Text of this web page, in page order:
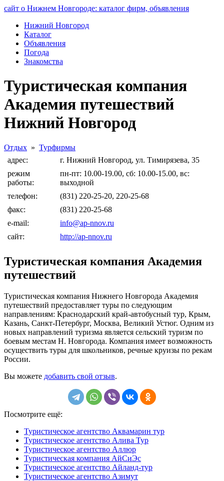
сайт о Нижнем Новгороде: каталог фирм, объявления
Нижний Новгород
Каталог
Объявления
Погода
Знакомства
Туристическая компания
Академия путешествий
Нижний Новгород
Отдых » Турфирмы
адрес:
г. Нижний Новгород, ул. Тимирязева, 35
режим
работы:
пн-пт: 10.00-19.00, сб: 10.00-15.00, вс:
выходной
телефон:
(831) 220-25-20, 220-25-68
факс:
(831) 220-25-68
e-mail:
info@ap-nnov.ru
сайт:
http://ap-nnov.ru
Туристическая компания Академия
путешествий
Туристическая компания Нижнего Новгорода Академия
путешествий предоставляет туры по следующим
направлениям: Краснодарский край-автобусный тур, Крым,
Казань, Санкт-Петербург, Москва, Великий Устюг. Одним из
новых направлений туризма является сельский туризм по
боевым местам Н. Новгорода. Компания имеет возможность
осуществить туры для школьников, речные круизы по рекам
России.
Вы можете добавить свой отзыв.
Посмотрите ещё:
Туристическое агентство Аквамарин тур
Туристическое агентство Алива Тур
Туристическое агентство Аллюр
Туристическая компания АйСиЭс
Туристическое агентство Айланд-тур
Туристическое агентство Азимут